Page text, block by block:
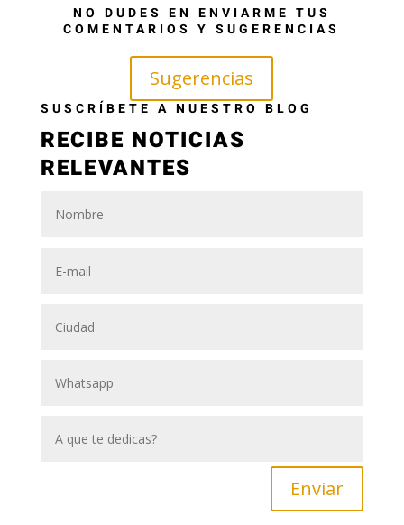
NO DUDES EN ENVIARME TUS
COMENTARIOS Y SUGERENCIAS
Sugerencias
SUSCRÍBETE A NUESTRO BLOG
RECIBE NOTICIAS
RELEVANTES
Enviar